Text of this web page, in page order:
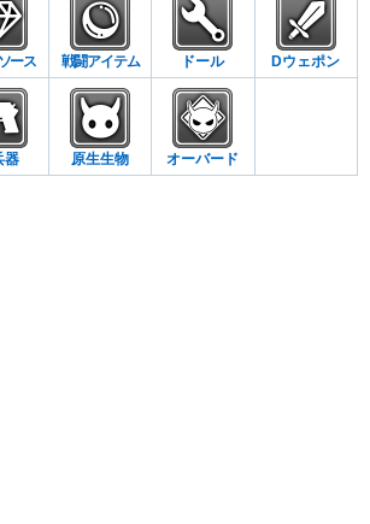
ース 戦闘アイテム ドール Dウェポン
器 原生生物 オーバード